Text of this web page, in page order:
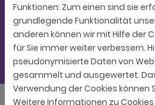
Funktionen: Zum einen sind sie
grundlegende Funktionalität
anderen können wir mit Hilfe der
für Sie immer weiter verbessern.
pseudonymisierte Daten von
gesammelt und ausgewertet.
Verwendung der Cookies können
Weitere Informationen zu